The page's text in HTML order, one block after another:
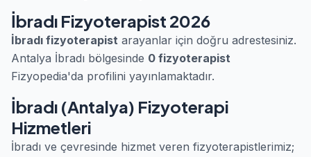
İbradı Fizyoterapist 2026
İbradı fizyoterapist arayanlar için doğru adrestesiniz.
Antalya İbradı bölgesinde 0 fizyoterapist
Fizyopedia'da profilini yayınlamaktadır.
İbradı (Antalya) Fizyoterapi
Hizmetleri
İbradı ve çevresinde hizmet veren fizyoterapistlerimiz;